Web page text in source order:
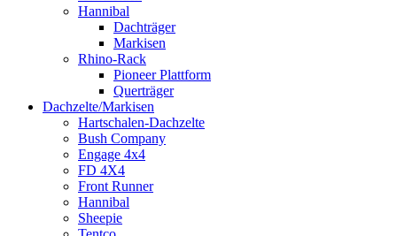
Hannibal
Dachträger
Markisen
Rhino-Rack
Pioneer Plattform
Querträger
Dachzelte/Markisen
Hartschalen-Dachzelte
Bush Company
Engage 4x4
FD 4X4
Front Runner
Hannibal
Sheepie